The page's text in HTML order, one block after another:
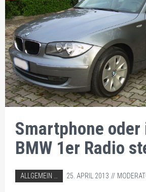
Smartphone
BMW 1er Radio
ABGELEGT IN:
ALLGEMEIN
25. APRIL 2013